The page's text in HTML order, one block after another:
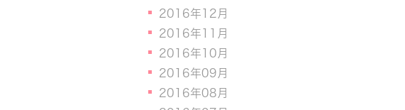
2016年12月
2016年11月
2016年10月
2016年09月
2016年08月